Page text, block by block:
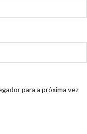
para a próxima vez